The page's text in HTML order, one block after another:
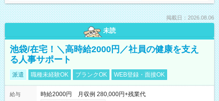
掲載日：2026.08.06
未読
池袋/在宅！＼高時給2000円／社員の健康を支え
る人事サポート
派遣 職種未経験OK ブランクOK WEB登録・面接OK
給与
時給2000円 月収例 280,000円+残業代